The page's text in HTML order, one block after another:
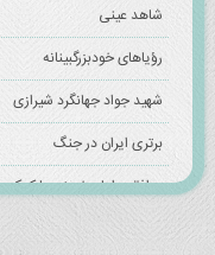
شاهد عینی
رؤیاهای خودبزرگبینانه
شهید جواد جهانگرد شیرازی
برتری ایران در جنگ
موافقت امام خمینی با کمک
شهید جعفرعلی جهانگیری